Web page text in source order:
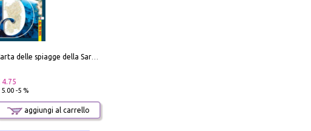
Carta delle spiagge della Sardegna. Con custodia
4.75
5.00 -5 %
aggiungi al carrello